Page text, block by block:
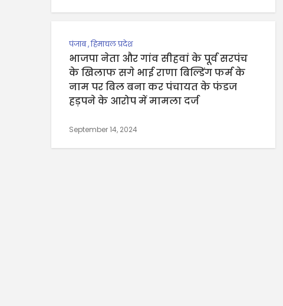
पंजाब,हिमाचल प्रदेश
भाजपा नेता और गांव सीहवां के पूर्व सरपंच
के खिलाफ सगे भाई राणा बिल्डिंग फर्म के
नाम पर बिल बना कर पंचायत के फंडज
हड़पने के आरोप में मामला दर्ज
September 14, 2024